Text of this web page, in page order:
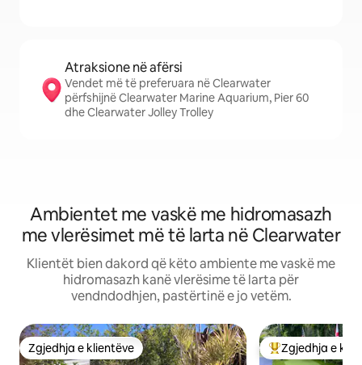
Atraksione në afërsi
Vendet më të preferuara në Clearwater
përfshijnë Clearwater Marine Aquarium, Pier 60
dhe Clearwater Jolley Trolley
Ambientet me vaskë me hidromasazh
me vlerësimet më të larta në Clearwater
Klientët bien dakord që këto ambiente me vaskë me
hidromasazh kanë vlerësime të larta për
vendndodhjen, pastërtinë e jo vetëm.
Zgjedhja e klientëve
Zgjedhja e klientëve Më të mirat e
Zgjedhja e